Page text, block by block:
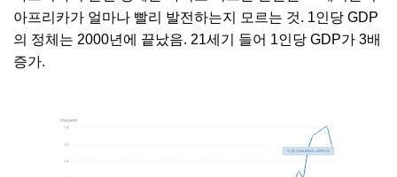
아프리카가 얼마나 빨리 발전하는지 모르는 것. 1인당 GDP
의 정체는 2000년에 끝났음. 21세기 들어 1인당 GDP가 3배
증가.